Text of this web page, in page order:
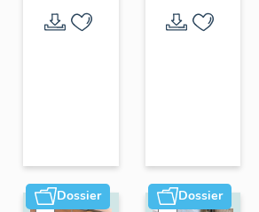
guerre
Dossier Dossier